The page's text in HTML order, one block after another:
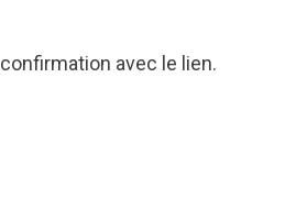
avec le lien.